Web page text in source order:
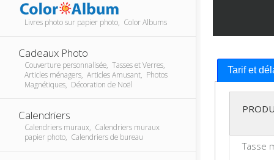
Livres photo sur papier photo, Color Albums
Cadeaux Photo
Couverture personnalisée, Tasses et Verres,
Articles ménagers, Articles Amusant, Photos
Magnétiques, Décoration de Noël
Calendriers
Calendriers muraux, Calendriers muraux
papier photo, Calendriers de bureau
Tarif et
Tasse